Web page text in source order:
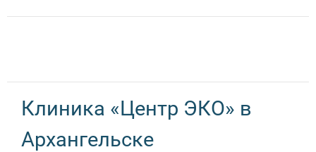
Клиника «Центр ЭКО» в
Архангельске